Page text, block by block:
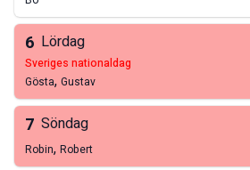
6 Lördag
sveriges nationaldag
Gösta, Gustav
7 Söndag
Robin, Robert